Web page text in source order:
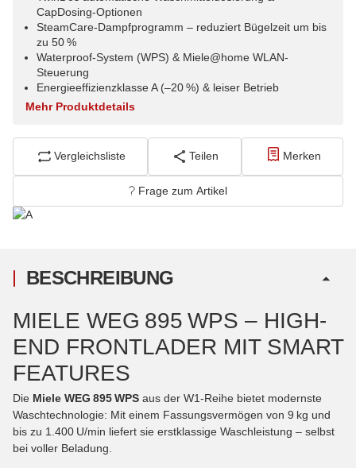
CapDosing‑Optionen
SteamCare-Dampfprogramm – reduziert Bügelzeit um bis
zu 50 %
Waterproof-System (WPS) & Miele@home WLAN-
Steuerung
Energieeffizienzklasse A (–20 %) & leiser Betrieb
Mehr Produktdetails
Vergleichsliste Teilen Merken
Frage zum Artikel
BESCHREIBUNG
MIELE WEG 895 WPS – HIGH-
END FRONTLADER MIT SMART
FEATURES
Die Miele WEG 895 WPS aus der W1-Reihe bietet modernste
Waschtechnologie: Mit einem Fassungsvermögen von 9 kg und
bis zu 1.400 U/min liefert sie erstklassige Waschleistung – selbst
bei voller Beladung.